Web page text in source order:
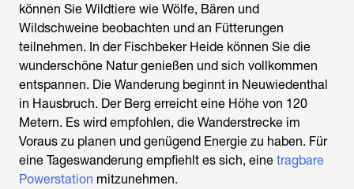
können Sie Wildtiere wie Wölfe, Bären und
Wildschweine beobachten und an Fütterungen
teilnehmen. In der Fischbeker Heide können Sie die
wunderschöne Natur genießen und sich vollkommen
entspannen. Die Wanderung beginnt in Neuwiedenthal
in Hausbruch. Der Berg erreicht eine Höhe von 120
Metern. Es wird empfohlen, die Wanderstrecke im
Voraus zu planen und genügend Energie zu haben. Für
eine Tageswanderung empfiehlt es sich, eine tragbare
Powerstation mitzunehmen.